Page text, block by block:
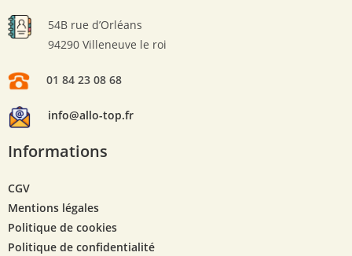
54B rue d’Orléans
94290 Villeneuve le roi
01 84 23 08 68
info@allo-top.fr
Informations
CGV
Mentions légales
Politique de cookies
Politique de confidentialité